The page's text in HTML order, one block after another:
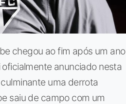
chegou ao fim após um ano
anunciado nesta
uma derrota
saiu de campo com um